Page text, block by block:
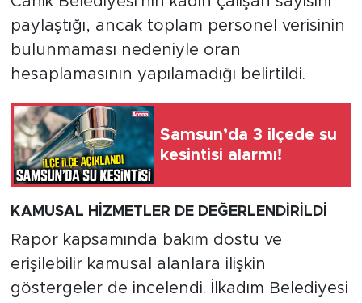
paylaştığı, ancak toplam personel verisinin
bulunmaması nedeniyle oran
hesaplamasının yapılamadığı belirtildi.
Samsun’da 3 ilçede su
kesintisi alarmı!
KAMUSAL HİZMETLER DE DEĞERLENDİRİLDİ
Rapor kapsamında bakım dostu ve
erişilebilir kamusal alanlara ilişkin
göstergeler de incelendi. İlkadım Belediyesi